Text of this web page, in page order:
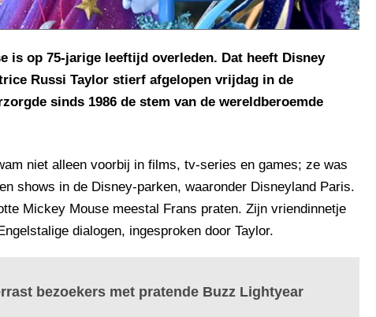
is op 75-jarige leeftijd overleden. Dat heeft Disney
Russi Taylor stierf afgelopen vrijdag in de
sinds 1986 de stem van de wereldberoemde
niet alleen voorbij in films, tv-series en games; ze was
shows in de Disney-parken, waaronder Disneyland Paris.
Mickey Mouse meestal Frans praten. Zijn vriendinnetje
dialogen, ingesproken door Taylor.
bezoekers met pratende Buzz Lightyear